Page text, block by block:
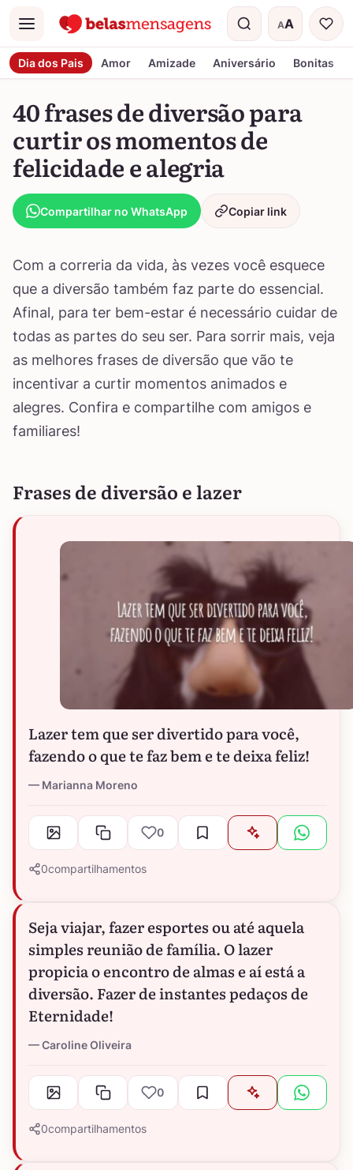
Menu AA
Tamanho do
Dia dos Pais Amor Amizade Aniversário Bonitas
40 frases de diversão para
curtir os momentos de
felicidade e alegria
Compartilhar no WhatsApp Copiar link
Com a correria da vida, às vezes você esquece
que a diversão também faz parte do essencial.
Afinal, para ter bem-estar é necessário cuidar de
todas as partes do seu ser. Para sorrir mais, veja
as melhores frases de diversão que vão te
incentivar a curtir momentos animados e
alegres. Confira e compartilhe com amigos e
familiares!
Frases de diversão e lazer
Lazer tem que ser divertido para você,
fazendo o que te faz bem e te deixa feliz!
Marianna Moreno
0
0compartilhamentos
Seja viajar, fazer esportes ou até aquela
simples reunião de família. O lazer
propicia o encontro de almas e aí está a
diversão. Fazer de instantes pedaços de
Eternidade!
Caroline Oliveira
0
0compartilhamentos